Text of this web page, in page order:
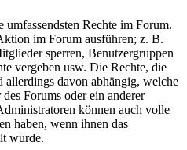
umfassendsten Rechte im Forum.
im Forum ausführen; z. B.
sperren, Benutzergruppen
vergeben usw. Die Rechte, die
allerdings davon abhängig, welche
Forums oder ein anderer
können auch volle
haben, wenn ihnen das
wurde.